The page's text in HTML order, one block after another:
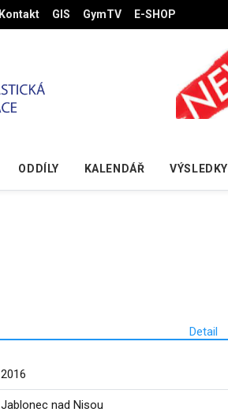
Kontakt GIS GymTV E-SHOP
ODDÍLY KALENDÁŘ VÝSLEDKY
Detail
2016
Jablonec nad Nisou